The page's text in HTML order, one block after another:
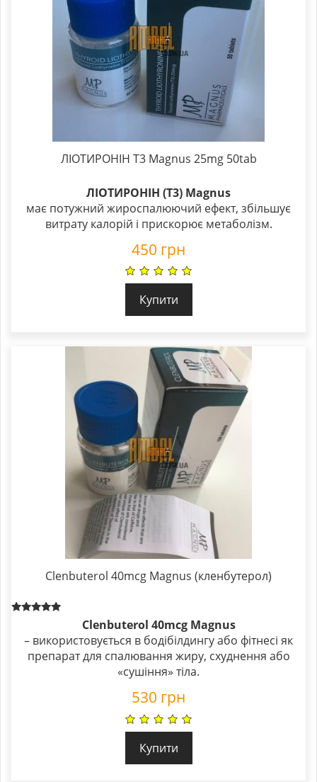
ЛІОТИРОНІН Т3 Magnus 25mg 50tab
ЛІОТИРОНІН (Т3) Magnus
має потужний жироспалюючий ефект, збільшує
витрату калорій і прискорює метаболізм.
450 грн
Купити
Clenbuterol 40mcg Magnus (кленбутерол)
out of 5
Clenbuterol 40mcg Magnus
– використовується в бодібілдингу або фітнесі як
препарат для спалювання жиру, схуднення або
«сушіння» тіла.
530 грн
Купити